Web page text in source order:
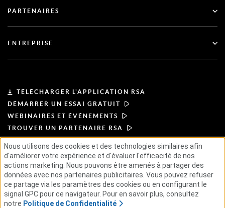
Services financiers
Documentation
Soutien à la clientèle
PARTENAIRES
Devenir partenaire
ENTREPRISE
Leadership
Actualités et presse
Ressources
Carrières
TÉLÉCHARGER L'APPLICATION RSA
DÉMARRER UN ESSAI GRATUIT
WEBINAIRES ET ÉVÉNEMENTS
TROUVER UN PARTENAIRE RSA
CONDITIONS D'UTILISATION
POLITIQUE DE CONFIDENTIALITÉ
ACCORDS TYPES
PRINCIPES APPLICABLES AUX FOURNISSEURS
CHAÎNE D'APPROVISIONNEMENT ÉTHIQUEGSE
Nous utilisons des cookies et des technologies similaires afin
d'améliorer votre expérience et d'évaluer l'efficacité de nos
actions marketing. Nous pouvons être amenés à partager des
données avec nos partenaires publicitaires. Vous pouvez refuser
ce partage via les paramètres des cookies ou en configurant le
signal GPC pour ce navigateur. Pour en savoir plus, consultez
notre Politique de Confidentialité